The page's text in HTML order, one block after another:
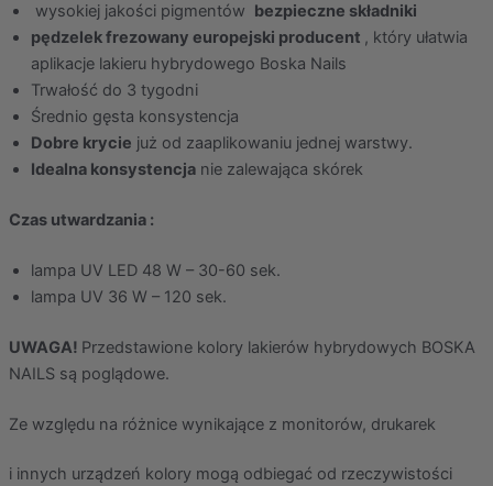
wysokiej jakości pigmentów bezpieczne składniki
pędzelek frezowany europejski producent , który ułatwia
aplikacje lakieru hybrydowego Boska Nails
Trwałość do 3 tygodni
Średnio gęsta konsystencja
Dobre krycie już od zaaplikowaniu jednej warstwy.
Idealna konsystencja nie zalewająca skórek
Czas utwardzania :
lampa UV LED 48 W – 30-60 sek.
lampa UV 36 W – 120 sek.
UWAGA! Przedstawione kolory lakierów hybrydowych BOSKA
NAILS są poglądowe.
Ze względu na różnice wynikające z monitorów, drukarek
i innych urządzeń kolory mogą odbiegać od rzeczywistości